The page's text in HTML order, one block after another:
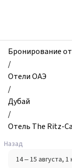
Отель
The
Ritz-
Carlton,
Dubai
Financial
Centre,
Дубай,
ОАЭ
Бронирование
/
Отели ОАЭ
/
Дубай
/
Отель The Ritz-
Назад
14 – 15 августа, 1